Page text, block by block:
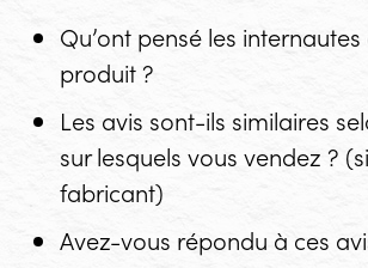
Qu’ont pensé les
produit ?
Les avis sont-ils similaires
sur lesquels vous vendez ?
fabricant)
Avez-vous répondu à ces